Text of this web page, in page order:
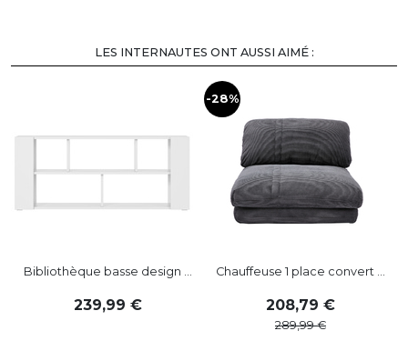
LES INTERNAUTES ONT AUSSI AIMÉ :
Bibliothèque basse design ...
239,99
-28%
Chauffeuse 1 place convert ...
208,79
289,99